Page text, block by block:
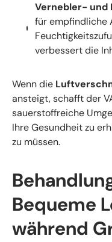
Vernebler- und
für empfindliche
verbessert die
Wenn die
ansteigt, schafft der
sauerstoffreiche
Ihre Gesundheit zu
zu müssen.
Bequeme
während